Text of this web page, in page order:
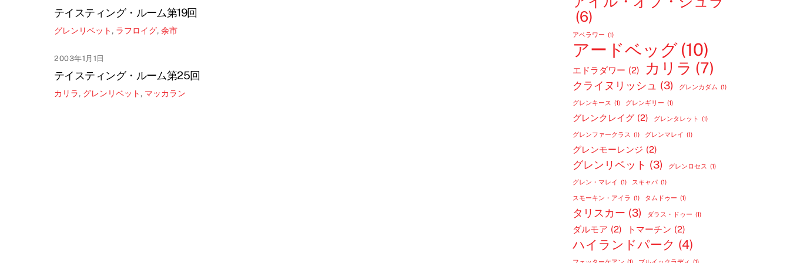
テイスティング・ルーム第19回
グレンリベット , ラフロイグ, 余市
2003年1月1日
テイスティング・ルーム第25回
カリラ, グレンリベット , マッカラン
(6)
アベラワー (1)
アードベッグ (10)
エドラダワー (2) カリラ (7)
クライヌリッシュ (3) グレンカダム (1)
グレンキース (1) グレンギリー (1)
グレンクレイグ (2) グレンタレット (1)
グレンファークラス (1) グレンマレイ (1)
グレンモーレンジ (2)
グレンリベット (3) グレンロセス (1)
グレン・マレイ (1) スキャパ (1)
スモーキン・アイラ (1) タムドゥー (1)
タリスカー (3) ダラス・ドゥー (1)
ダルモア (2) トマーチン (2)
ハイランドパーク (4)